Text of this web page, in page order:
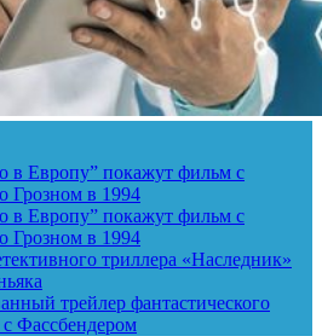
в Европу” покажут фильм с
Грозном в 1994
в Европу” покажут фильм с
Грозном в 1994
триллера «Наследник»
трейлер фантастического
Фассбендером